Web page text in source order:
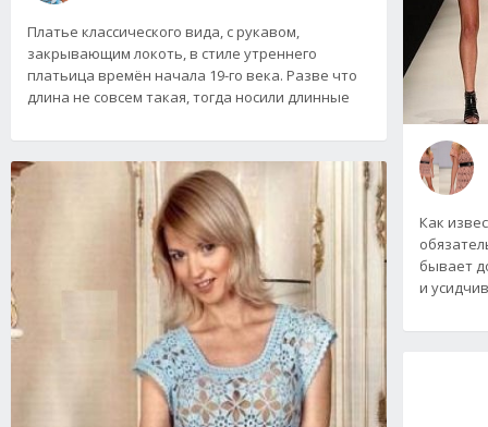
Платье классического вида, с рукавом,
закрывающим локоть, в стиле утреннего
платьица времён начала 19-го века. Разве что
длина не совсем такая, тогда носили длинные
Как
бывает
и